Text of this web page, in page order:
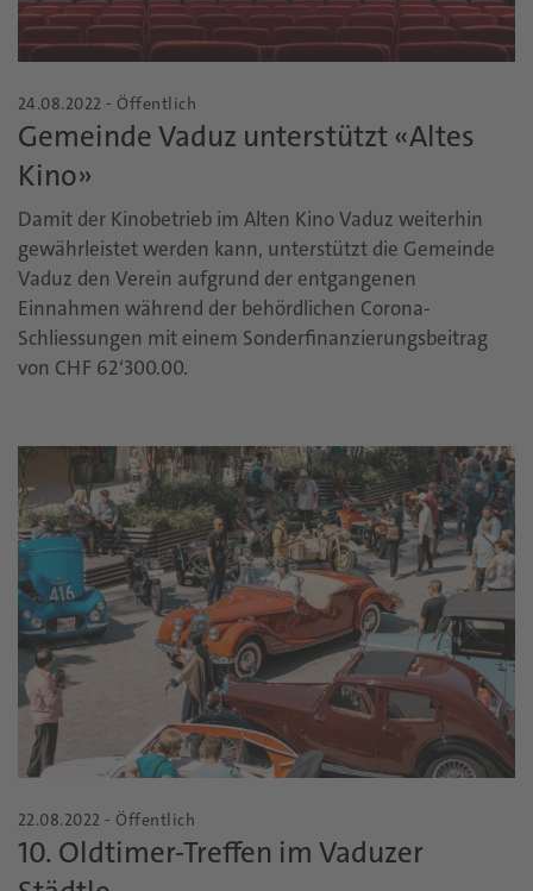
24.08.2022 - Öffentlich
Gemeinde Vaduz unterstützt «Altes
Kino»
Damit der Kinobetrieb im Alten Kino Vaduz weiterhin
gewährleistet werden kann, unterstützt die Gemeinde
Vaduz den Verein aufgrund der entgangenen
Einnahmen während der behördlichen Corona-
Schliessungen mit einem Sonderfinanzierungsbeitrag
von CHF 62‘300.00.
22.08.2022 - Öffentlich
10. Oldtimer-Treffen im Vaduzer